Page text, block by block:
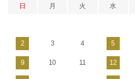
日 月 火 水
2 3 4 5
9 10 11 12